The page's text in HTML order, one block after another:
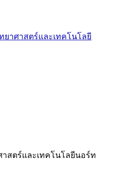
ยาศาสตร์และเทคโนโลยี
าสตร์และเทคโนโลยีนอร์ท